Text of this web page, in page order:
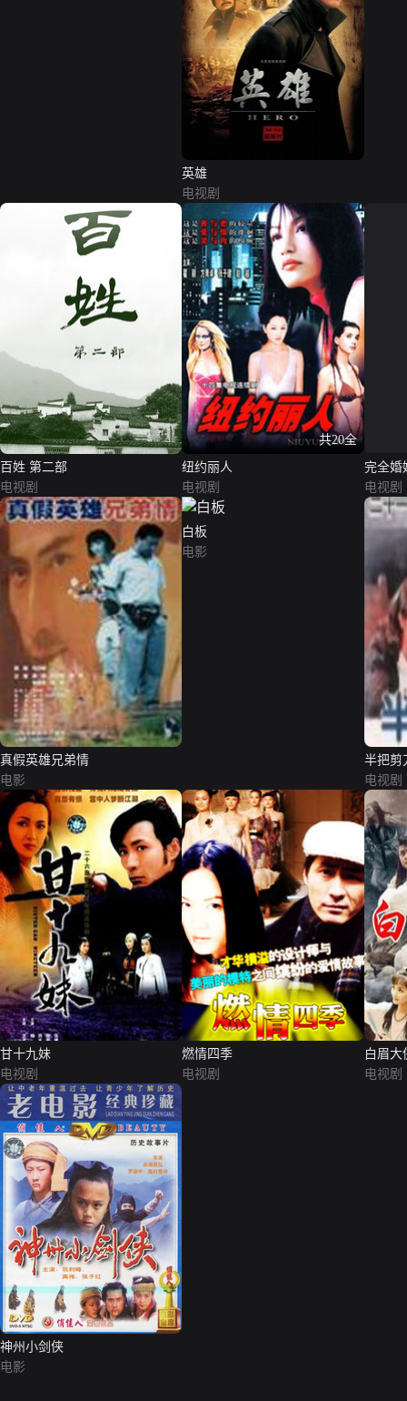
英雄
电视剧
百姓 第二部
电视剧
共20全
纽约丽人
电视剧
完全婚
电视剧
真假英雄兄弟情
电影
白板
电影
半把剪
电视剧
甘十九妹
电视剧
燃情四季
电视剧
白眉大
电视剧
神州小剑侠
电影